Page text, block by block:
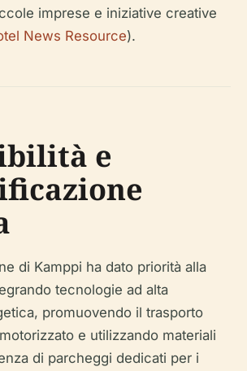
imprese e iniziative creative
News Resource).
e
di Kamppi ha dato priorità alla
tecnologie ad alta
promuovendo il trasporto
e utilizzando materiali
di parcheggi dedicati per i